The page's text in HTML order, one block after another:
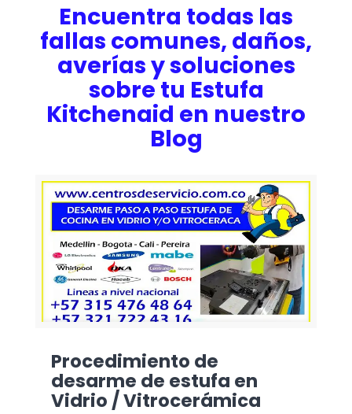
Encuentra todas las
fallas comunes, daños,
averías y soluciones
sobre tu Estufa
Kitchenaid en nuestro
Blog
Procedimiento de
desarme de estufa en
Vidrio / Vitrocerámica